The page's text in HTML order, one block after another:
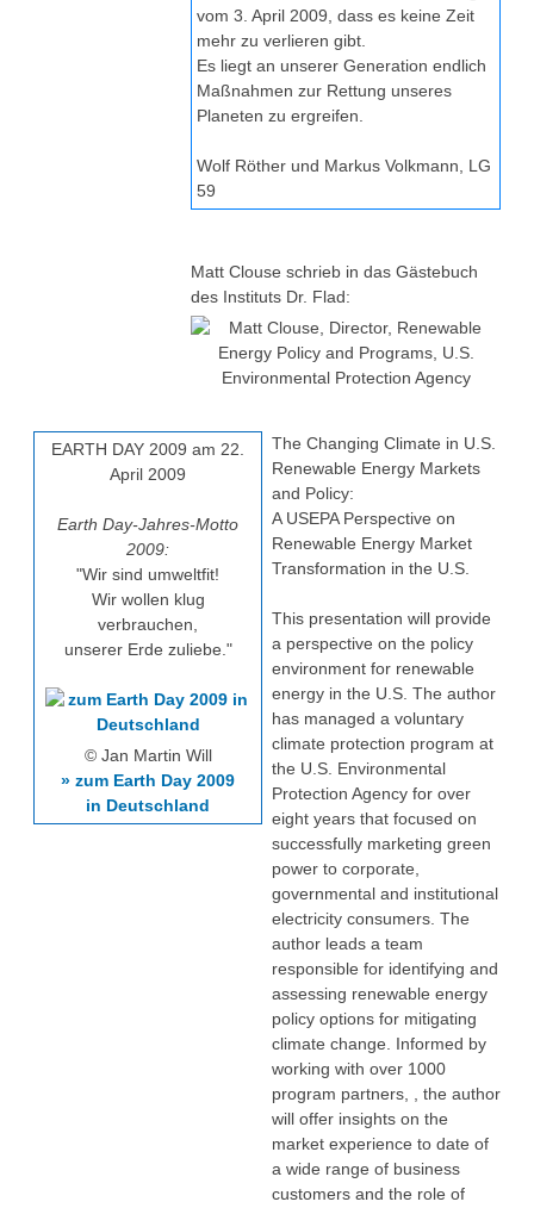
vom 3. April 2009, dass es keine Zeit
mehr zu verlieren gibt.
Es liegt an unserer Generation endlich
Maßnahmen zur Rettung unseres
Planeten zu ergreifen.
Wolf Röther und Markus Volkmann, LG
59
Matt Clouse schrieb in das Gästebuch
des Instituts Dr. Flad:
EARTH DAY 2009 am 22.
April 2009
Earth Day-Jahres-Motto
2009:
"Wir sind umweltfit!
Wir wollen klug
verbrauchen,
unserer Erde zuliebe."
© Jan Martin Will
» zum Earth Day 2009
in Deutschland
The Changing Climate in U.S.
Renewable Energy Markets
and Policy:
A USEPA Perspective on
Renewable Energy Market
Transformation in the U.S.
This presentation will provide
a perspective on the policy
environment for renewable
energy in the U.S. The author
has managed a voluntary
climate protection program at
the U.S. Environmental
Protection Agency for over
eight years that focused on
successfully marketing green
power to corporate,
governmental and institutional
electricity consumers. The
author leads a team
responsible for identifying and
assessing renewable energy
policy options for mitigating
climate change. Informed by
working with over 1000
program partners, , the author
will offer insights on the
market experience to date of
a wide range of business
customers and the role of